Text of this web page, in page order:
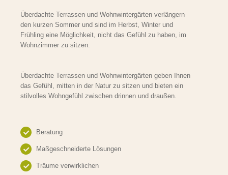
Überdachte Terrassen und Wohnwintergärten verlängern
den kurzen Sommer und sind im Herbst, Winter und
Frühling eine Möglichkeit, nicht das Gefühl zu haben, im
Wohnzimmer zu sitzen.
Überdachte Terrassen und Wohnwintergärten geben Ihnen
das Gefühl, mitten in der Natur zu sitzen und bieten ein
stilvolles Wohngefühl zwischen drinnen und draußen.
Beratung
Maßgeschneiderte Lösungen
Träume verwirklichen